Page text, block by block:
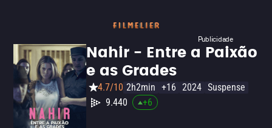
Publicidade
Nahir - Entre a Paixão
e as Grades
4.7/10 2h2min +16 2024 Suspense
9.440
+6